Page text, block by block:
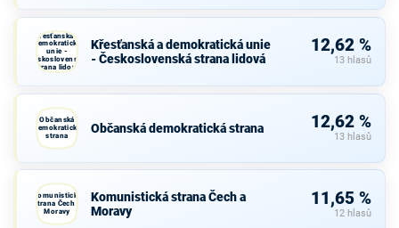
Křesťanská a
demokratická
unie -
Československá
strana lidová
Křesťanská a demokratická unie
- Československá strana lidová
12,62 %
13 hlasů
Občanská
demokratická
strana
Občanská demokratická strana 12,62 %
13 hlasů
Komunistická
strana Čech a
Moravy
Komunistická strana Čech a
Moravy
11,65 %
12 hlasů